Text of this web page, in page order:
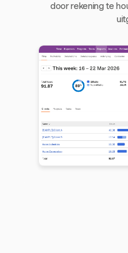
door rekening te